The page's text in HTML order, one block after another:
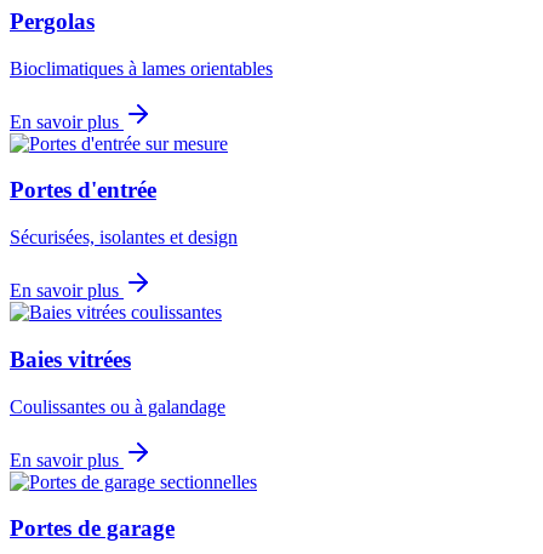
Pergolas
Bioclimatiques à lames orientables
En savoir plus
Portes d'entrée
Sécurisées, isolantes et design
En savoir plus
Baies vitrées
Coulissantes ou à galandage
En savoir plus
Portes de garage